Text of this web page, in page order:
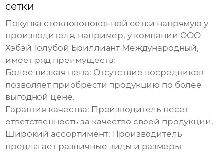
сетки
Покупка стекловолоконной сетки напрямую у
производителя, например, у компании ООО
Хэбэй Голубой Бриллиант Международный,
имеет ряд преимуществ:
Более низкая цена: Отсутствие посредников
позволяет приобрести продукцию по более
выгодной цене.
Гарантия качества: Производитель несет
ответственность за качество своей продукции.
Широкий ассортимент: Производитель
предлагает различные виды и размеры